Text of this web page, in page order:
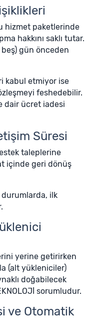
hizmet paketlerinde
hakkını saklı tutar.
gün önceden
kabul etmiyor ise
feshedebilir.
dair ücret iadesi
Süresi
taleplerine
içinde geri dönüş
durumlarda, ilk
yerine getirirken
(alt yükleniciler)
doğabilecek
sorumludur.
ve Otomatik